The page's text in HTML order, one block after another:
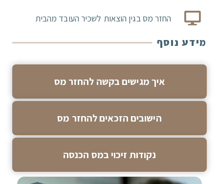
החזר מס בגין הוצאות לשכיר העובד מהבית
מידע נוסף
איך מגישים בקשה להחזר מס
הישובים הזכאים להחזר מס
נקודות זיכוי במס הכנסה